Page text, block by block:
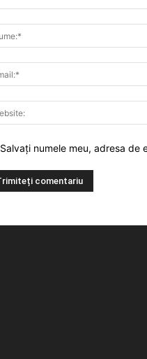
Salvați numele meu, adresa